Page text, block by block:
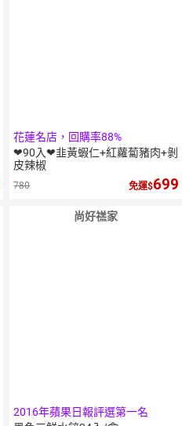
花蓮名店，回購率88%
❤90入❤韭黃蝦仁+紅蘿蔔豬肉+剝
皮辣椒
780 免運 699
尚好禚家
2016年蘋果日報評選第一名